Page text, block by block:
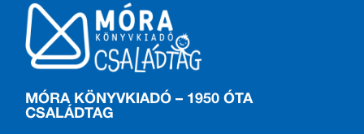
MÓRA KÖNYVKIADÓ – 1950 ÓTA
CSALÁDTAG